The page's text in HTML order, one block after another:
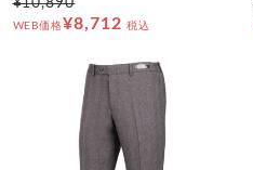
WEB価格¥8,712 税込